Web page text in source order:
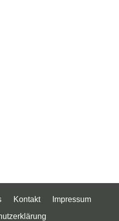
Kontakt
Impressum